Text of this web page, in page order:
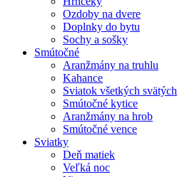
Ozdoby na dvere
Doplnky do bytu
Sochy a sošky
Smútočné
Aranžmány na truhlu
Kahance
Sviatok všetkých svätých
Smútočné kytice
Aranžmány na hrob
Smútočné vence
Sviatky
Deň matiek
Veľká noc